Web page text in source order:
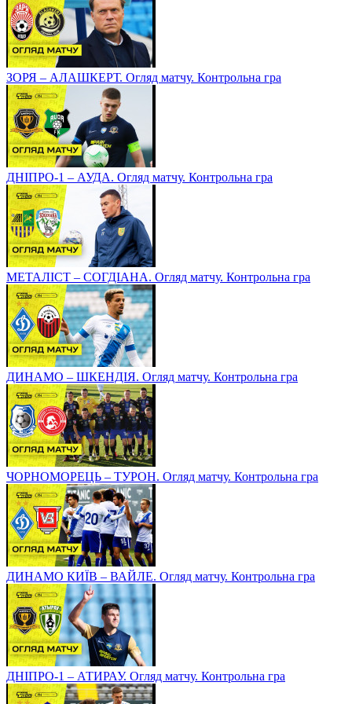
ЗОРЯ – АЛАШКЕРТ. Огляд матчу. Контрольна гра
ДНІПРО-1 – АУДА. Огляд матчу. Контрольна гра
МЕТАЛІСТ – СОГДІАНА. Огляд матчу. Контрольна гра
ДИНАМО – ШКЕНДІЯ. Огляд матчу. Контрольна гра
ЧОРНОМОРЕЦЬ – ТУРОН. Огляд матчу. Контрольна гра
ДИНАМО КИЇВ – ВАЙЛЕ. Огляд матчу. Контрольна гра
ДНІПРО-1 – АТИРАУ. Огляд матчу. Контрольна гра